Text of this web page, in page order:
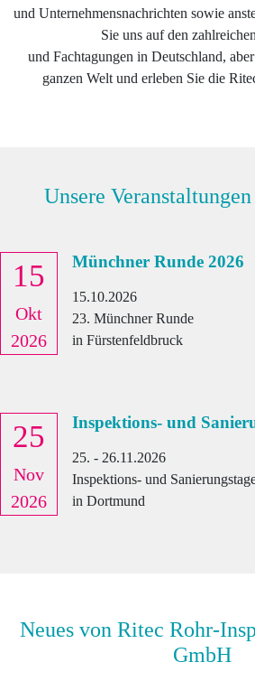
und Unternehmensnachrichten sowie
Sie uns auf den
und Fachtagungen in Deutschland,
ganzen Welt und erleben Sie die
Unsere
15
Okt
2026
Münchner Runde 2026
15.10.2026
23. Münchner Runde
in Fürstenfeldbruck
25
Nov
2026
Inspektions- und
25. - 26.11.2026
Inspektions- und
in Dortmund
Neues von Ritec Rohr-
GmbH